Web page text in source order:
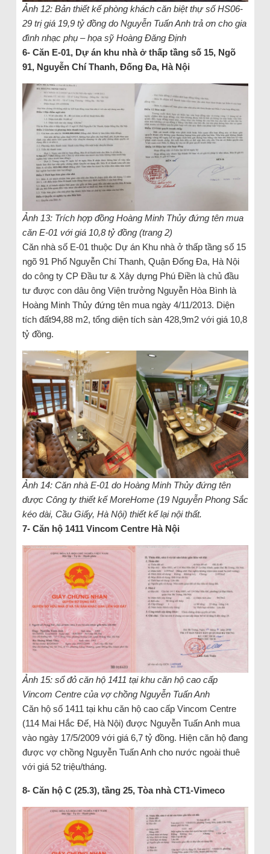
Ảnh 12: Bản thiết kế phòng khách căn biệt thự số HS06-
29 trị giá 19,9 tỷ đồng do Nguyễn Tuấn Anh trả ơn cho gia
đình nhạc phụ – họa sỹ Hoàng Đăng Định
6- Căn E-01, Dự án khu nhà ở thấp tầng số 15, Ngõ
91, Nguyễn Chí Thanh, Đống Đa, Hà Nội
Ảnh 13: Trích hợp đồng Hoàng Minh Thủy đứng tên mua
căn E-01 với giá 10,8 tỷ đồng (trang 2)
Căn nhà số E-01 thuộc Dự án Khu nhà ở thấp tầng số 15
ngõ 91 Phố Nguyễn Chí Thanh, Quận Đống Đa, Hà Nội
do công ty CP Đầu tư & Xây dựng Phú Điền là chủ đầu
tư được con dâu ông Viện trưởng Nguyễn Hòa Bình là
Hoàng Minh Thủy đứng tên mua ngày 4/11/2013. Diện
tích đất94,88 m2, tổng diện tích sàn 428,9m2 với giá 10,8
tỷ đồng.
Ảnh 14: Căn nhà E-01 do Hoàng Minh Thủy đứng tên
được Công ty thiết kế MoreHome (19 Nguyễn Phong Sắc
kéo dài, Cầu Giấy, Hà Nội) thiết kế lại nội thất.
7- Căn hộ 1411 Vincom Centre Hà Nội
Ảnh 15: sổ đỏ căn hộ 1411 tại khu căn hộ cao cấp
Vincom Centre của vợ chồng Nguyễn Tuấn Anh
Căn hộ số 1411 tại khu căn hộ cao cấp Vincom Centre
(114 Mai Hắc Đế, Hà Nội) được Nguyễn Tuấn Anh mua
vào ngày 17/5/2009 với giá 6,7 tỷ đồng. Hiện căn hộ đang
được vợ chồng Nguyễn Tuấn Anh cho nước ngoài thuê
với giá 52 triệu/tháng.
8- Căn hộ C (25.3), tầng 25, Tòa nhà CT1-Vimeco